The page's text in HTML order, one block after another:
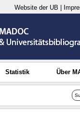
Website der UB
Statistik Über